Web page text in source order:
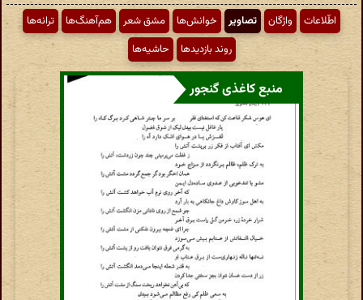
اطّلاعات واژگان تصاویر خوانش‌ها مشق شعر هم‌آهنگ‌ها
ترانه‌ها
روند بازدیدها
حاشیه‌ها
منبع کاغذی گنجور